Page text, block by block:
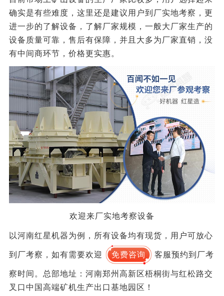
确实是有些难度，这里还是建议用户到厂实地考察，更
进一步的了解设备，了解厂家规模，一般大厂家生产的
设备质量可靠，售后有保障，并且大多为厂家直销，没
有中间商环节，价格更实惠。
欢迎来厂实地考察设备
以河南红星机器为例，所有设备均有现货，用户可放心
到厂考察，如有需要欢迎 免费咨询 客服预约到厂考
察时间。总部地址：河南郑州高新区梧桐街与红松路交
叉口中国高端矿机生产出口基地园区！